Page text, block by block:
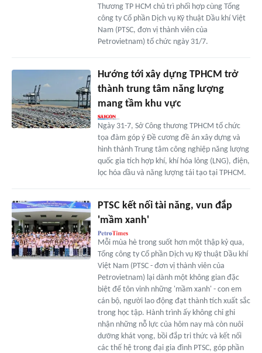
Thương TP HCM chủ trì phối hợp cùng Tổng
công ty Cổ phần Dịch vụ Kỹ thuật Dầu khí Việt
Nam (PTSC, đơn vị thành viên của
Petrovietnam) tổ chức ngày 31/7.
Hướng tới xây dựng TPHCM trở
thành trung tâm năng lượng
mang tầm khu vực
Ngày 31-7, Sở Công thương TPHCM tổ chức
tọa đàm góp ý Đề cương đề án xây dựng và
hình thành Trung tâm công nghiệp năng lượng
quốc gia tích hợp khí, khí hóa lỏng (LNG), điện,
lọc hóa dầu và năng lượng tái tạo tại TPHCM.
PTSC kết nối tài năng, vun đắp
'mầm xanh'
Mỗi mùa hè trong suốt hơn một thập kỷ qua,
Tổng công ty Cổ phần Dịch vụ Kỹ thuật Dầu khí
Việt Nam (PTSC - đơn vị thành viên của
Petrovietnam) lại dành một không gian đặc
biệt để tôn vinh những 'mầm xanh' - con em
cán bộ, người lao động đạt thành tích xuất sắc
trong học tập. Hành trình ấy không chỉ ghi
nhận những nỗ lực của hôm nay mà còn nuôi
dưỡng khát vọng, bồi đắp tri thức và kết nối
các thế hệ trong đại gia đình PTSC, góp phần